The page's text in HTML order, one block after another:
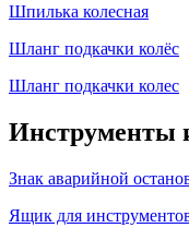
Шпилька колесная
Шланг подкачки колёс
Шланг подкачки колес
Инструменты
Знак аварийной
Ящик для